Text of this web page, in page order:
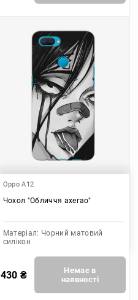
Oppo A12
Чохол "Обличчя ахегао"
Матеріал: Чорний матовий
силікон
430 ₴
Немає в
наявності